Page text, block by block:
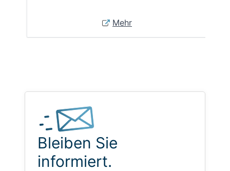
Mehr
Bleiben Sie
informiert.